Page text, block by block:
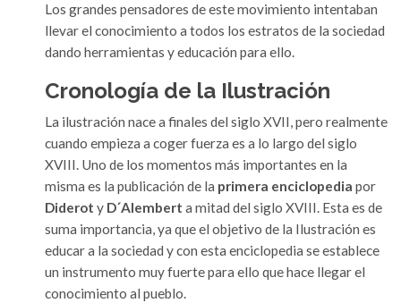
Los grandes pensadores de este movimiento intentaban
llevar el conocimiento a todos los estratos de la sociedad
dando herramientas y educación para ello.
Cronología de la Ilustración
La ilustración nace a finales del siglo XVII, pero realmente
cuando empieza a coger fuerza es a lo largo del siglo
XVIII. Uno de los momentos más importantes en la
misma es la publicación de la primera enciclopedia por
Diderot y D´Alembert a mitad del siglo XVIII. Esta es de
suma importancia, ya que el objetivo de la Ilustración es
educar a la sociedad y con esta enciclopedia se establece
un instrumento muy fuerte para ello que hace llegar el
conocimiento al pueblo.